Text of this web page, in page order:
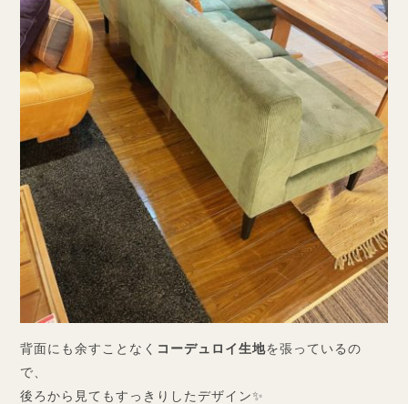
背面にも余すことなく コーデュロイ生地を張っているの
で、
後ろから見てもすっきりしたデザイン✨